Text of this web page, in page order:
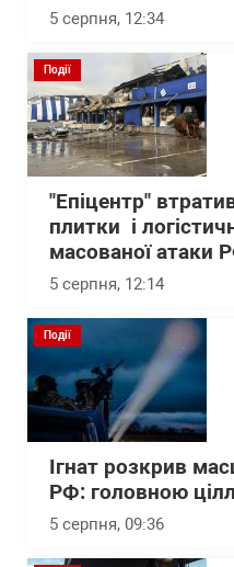
5 серпня, 12:34
Події
"Епіцентр"
плитки і
масованої атаки
5 серпня, 12:14
Події
Ігнат розкрив
РФ: головною
5 серпня, 09:36